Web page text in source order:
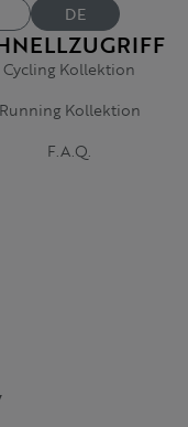
Cycling Kollektion
Running Kollektion
F.A.Q.
DE